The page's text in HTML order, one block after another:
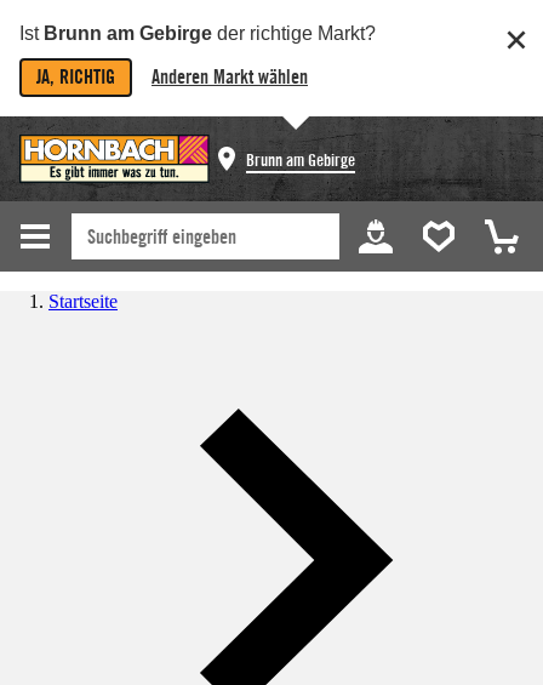
Ist Brunn am Gebirge der richtige Markt?
JA, RICHTIG Anderen Markt wählen
Brunn am Gebirge
Startseite